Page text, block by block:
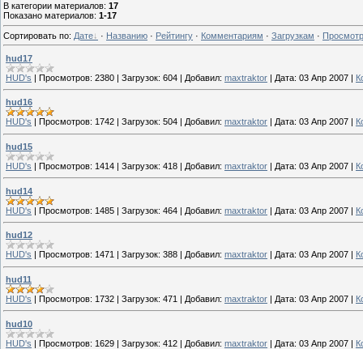
В категории материалов: 17
Показано материалов: 1-17
Сортировать по: Дате · Названию · Рейтингу · Комментариям · Загрузкам ·
hud17
HUD's | Просмотров: 2380 | Загрузок: 604 | Добавил: maxtraktor | Дата: 03 Апр 2007 |
hud16
HUD's
Просмотров: 1742 Загрузок: 504 Добавил: maxtraktor Дата: 03 Апр 2007
hud15
HUD's | Просмотров: 1414 | Загрузок: 418 | Добавил: maxtraktor | Дата: 03 Апр 2007 |
hud14
HUD's | Просмотров: 1485 | Загрузок: 464 | Добавил: maxtraktor | Дата: 03 Апр 2007 |
hud12
HUD's
Просмотров: 1471 Загрузок: 388 Добавил: maxtraktor Дата: 03 Апр 2007
hud11
HUD's | Просмотров: 1732 | Загрузок: 471 | Добавил: maxtraktor | Дата: 03 Апр 2007 |
hud10
HUD's | Просмотров: 1629 | Загрузок: 412 | Добавил: maxtraktor | Дата: 03 Апр 2007 |